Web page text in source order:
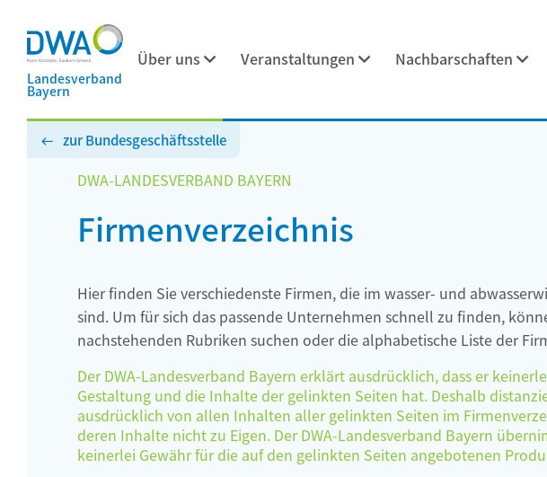
Landesverband
Bayern
Über uns Veranstaltungen Nachbarschaften
zur Bundesgeschäftsstelle
DWA-LANDESVERBAND BAYERN
Firmenverzeichnis
Hier finden Sie verschiedenste Firmen, die im wasser- und
sind. Um für sich das passende Unternehmen schnell zu finden,
nachstehenden Rubriken suchen oder die alphabetische Liste der
Der DWA-Landesverband Bayern erklärt ausdrücklich, dass er
Gestaltung und die Inhalte der gelinkten Seiten hat. Deshalb
ausdrücklich von allen Inhalten aller gelinkten Seiten im
deren Inhalte nicht zu Eigen. Der DWA-Landesverband Bayern
keinerlei Gewähr für die auf den gelinkten Seiten angebotenen